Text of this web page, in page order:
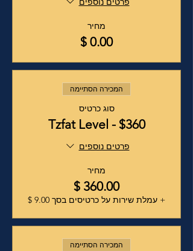
מחיר
המכירה הסתיימה
סוג כרטיס
Tzfat Level - $360
פרטים נוספים
מחיר
+ עמלת שירות על כרטיסים בסך ‏9.00 ‏$
המכירה הסתיימה